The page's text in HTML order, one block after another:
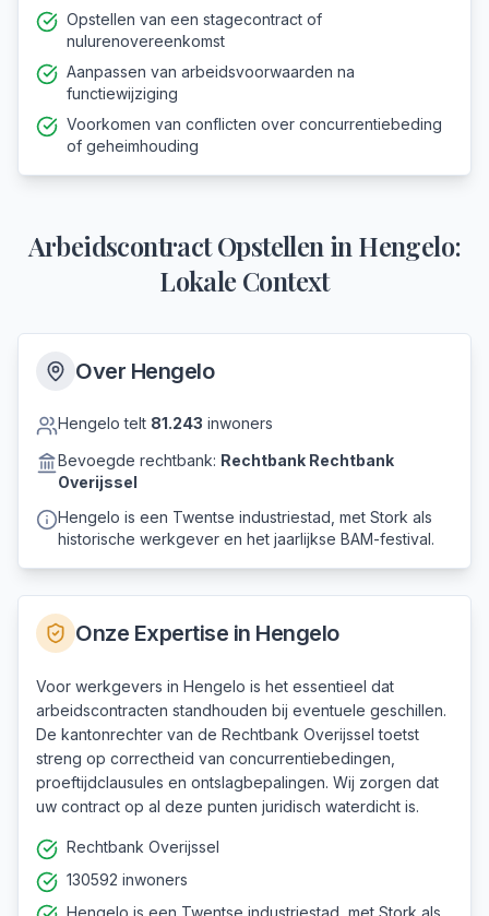
Opstellen van een stagecontract of
nulurenovereenkomst
Aanpassen van arbeidsvoorwaarden na
functiewijziging
Voorkomen van conflicten over concurrentiebeding
of geheimhouding
Arbeidscontract Opstellen in Hengelo:
Lokale Context
Over Hengelo
Hengelo telt 81.243 inwoners
Bevoegde rechtbank: Rechtbank Rechtbank
Overijssel
Hengelo is een Twentse industriestad, met Stork als
historische werkgever en het jaarlijkse BAM-festival.
Onze Expertise in Hengelo
Voor werkgevers in Hengelo is het essentieel dat
arbeidscontracten standhouden bij eventuele geschillen.
De kantonrechter van de Rechtbank Overijssel toetst
streng op correctheid van concurrentiebedingen,
proeftijdclausules en ontslagbepalingen. Wij zorgen dat
uw contract op al deze punten juridisch waterdicht is.
Rechtbank Overijssel
130592 inwoners
Hengelo is een Twentse industriestad, met Stork als